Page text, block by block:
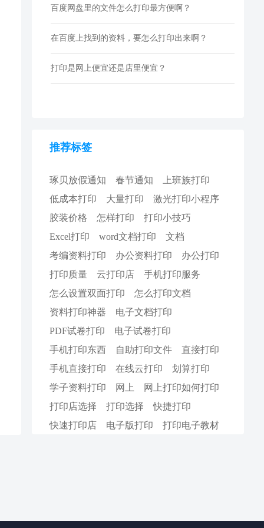
百度网盘里的文件怎么打印最方便啊？
在百度上找到的资料，要怎么打印出来啊？
打印是网上便宜还是店里便宜？
推荐标签
琢贝放假通知 春节通知
上班族打印
低成本打印
大量打印
激光打印小程序
胶装价格
怎样打印
打印小技巧
Excel打印
word文档打印
文档
考编资料打印
办公资料打印
办公打印
打印质量
云打印店
手机打印服务
怎么设置双面打印
怎么打印文档
资料打印神器
电子文档打印
PDF试卷打印
电子试卷打印
手机打印东西
自助打印文件
直接打印
手机直接打印
在线云打印
划算打印
学子资料打印
网上
网上打印如何打印
打印店选择
打印选择
快捷打印
快速打印店
电子版打印
打印电子教材
线上打印店
打印一百张a4